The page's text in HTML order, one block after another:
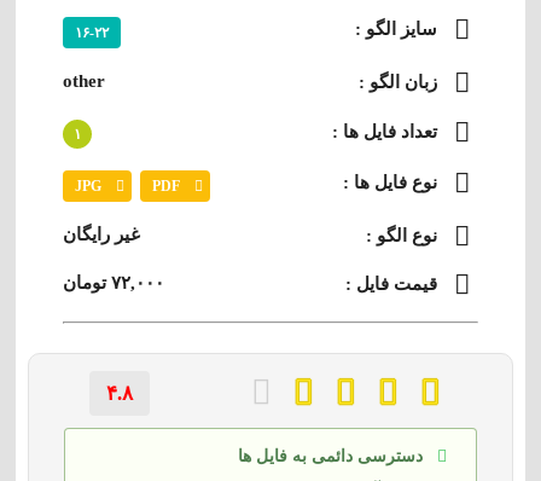
سایز الگو : ۱۶-۲۲
زبان الگو : other
تعداد فایل ها : ۱
نوع فایل ها : JPG
نوع الگو : غیر رایگان
قیمت فایل : ۷۲,۰۰۰ تومان
۴.۸
دسترسی دائمی به فایل ها